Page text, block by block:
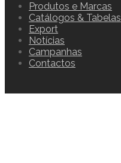
Produtos e Marcas
Catálogos & Tabelas
Export
Notícias
Campanhas
Contactos